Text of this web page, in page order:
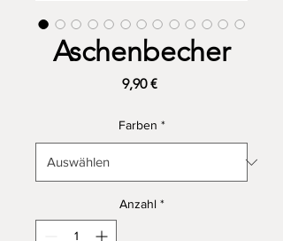
Aschenbecher
9,90 €Preis
Farben *
Anzahl *